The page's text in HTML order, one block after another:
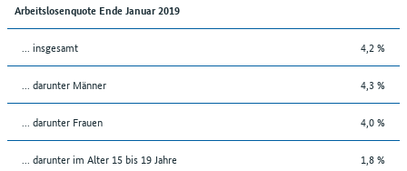
Arbeitslosenquote Ende Januar 2019
... insgesamt 4,2 %
... darunter Männer 4,3 %
... darunter Frauen 4,0 %
... darunter im Alter 15 bis 19 Jahre 1,8 %